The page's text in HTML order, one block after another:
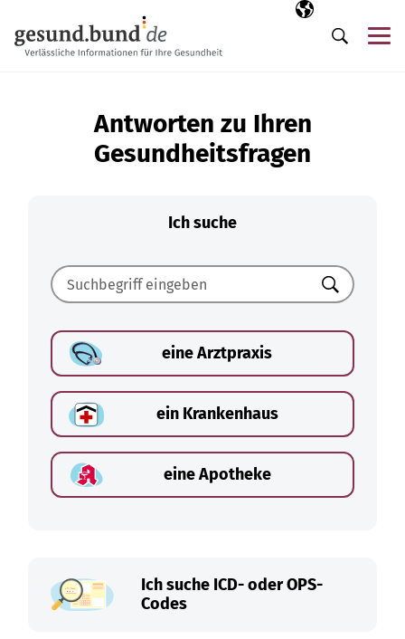
Ausgewählte
DE
Suche
Antworten zu Ihren
Gesundheitsfragen
Ich suche
Suchen
eine Arztpraxis
ein Krankenhaus
eine Apotheke
Ich suche ICD- oder OPS-
Codes